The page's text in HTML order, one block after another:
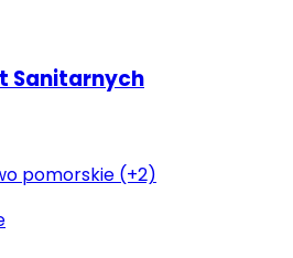
Sanitarnych
pomorskie (+2)